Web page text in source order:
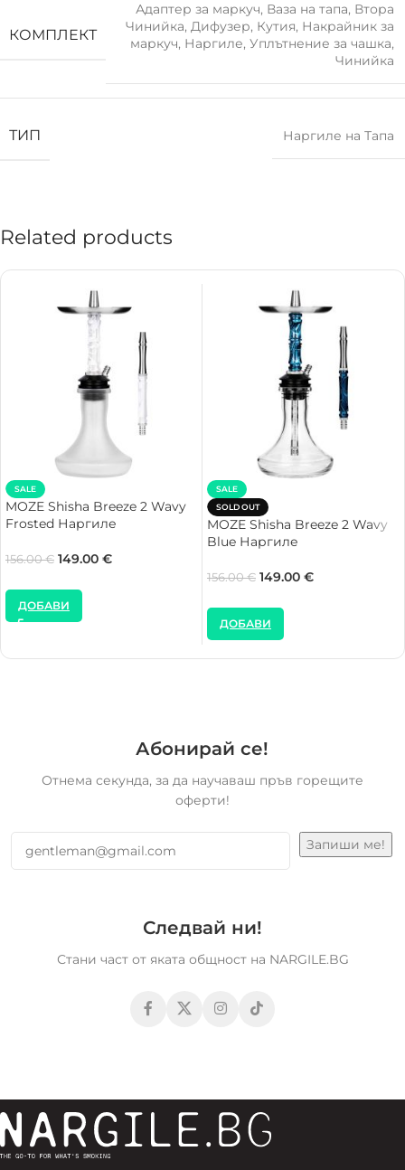
КОМПЛЕКТ
Адаптер за маркуч, Ваза на тапа, Втора
Чинийка, Дифузер, Кутия, Накрайник за
маркуч, Наргиле, Уплътнение за чашка,
Чинийка
ТИП Наргиле на Тапа
Related products
SALE
MOZE Shisha Breeze 2 Wavy
Frosted Наргиле
156.00€ 149.00 €
ДОБАВИ
SALE
SOLD OUT
MOZE Shisha Breeze 2 Wavy
Blue Наргиле
156.00€ 149.00 €
ДОБАВИ
Абонирай се!
Отнема секунда, за да научаваш пръв горещите
оферти!
Следвай ни!
Стани част от яката общност на NARGILE.BG